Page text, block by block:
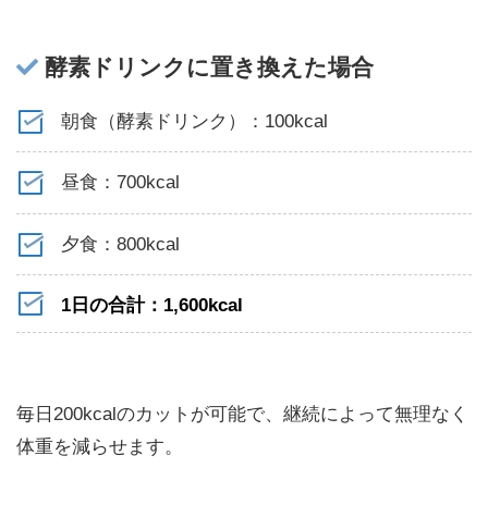
酵素ドリンクに置き換えた場合
朝食（酵素ドリンク）：100kcal
昼食：700kcal
夕食：800kcal
1日の合計：1,600kcal
毎日200kcalのカットが可能で、継続によって無理なく
体重を減らせます。